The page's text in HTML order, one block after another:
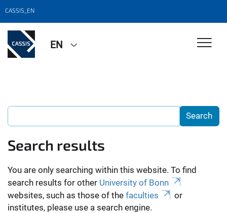
CASSIS_EN
EN
Search results
You are only searching within this website. To find
search results for other University of Bonn
websites, such as those of the faculties
or
institutes, please use a search engine.